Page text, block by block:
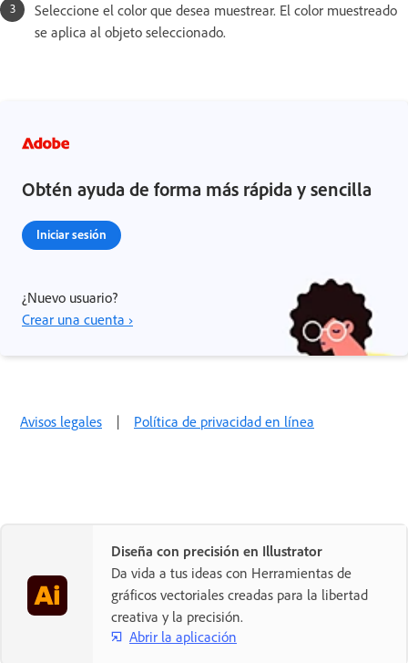
Seleccione el color que desea muestrear. El color muestreado
se aplica al objeto seleccionado.
Obtén ayuda de forma más rápida y sencilla
Iniciar sesión
¿Nuevo usuario?
Crear una cuenta ›
Avisos legales | Política de privacidad en línea
Diseña con precisión en Illustrator
Da vida a tus ideas con Herramientas de
gráficos vectoriales creadas para la libertad
creativa y la precisión.
Abrir la aplicación